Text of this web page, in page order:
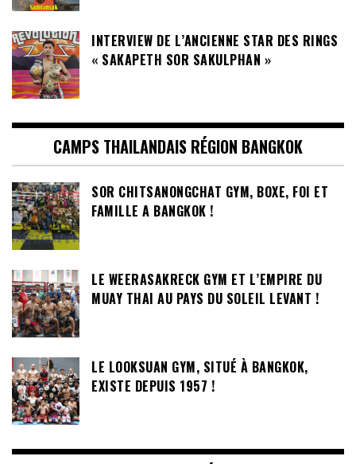
INTERVIEW DE L’ANCIENNE STAR DES RINGS
« SAKAPETH SOR SAKULPHAN »
CAMPS THAILANDAIS RÉGION BANGKOK
SOR CHITSANONGCHAT GYM, BOXE, FOI ET
FAMILLE A BANGKOK !
LE WEERASAKRECK GYM ET L’EMPIRE DU
MUAY THAI AU PAYS DU SOLEIL LEVANT !
LE LOOKSUAN GYM, SITUÉ À BANGKOK,
EXISTE DEPUIS 1957 !